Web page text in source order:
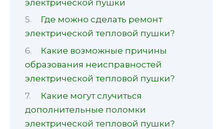
электрической пушки
Где можно сделать ремонт
электрической тепловой пушки?
Какие возможные причины
образования неисправностей
электрической тепловой пушки?
Какие могут случиться
дополнительные поломки
электрической тепловой пушки?